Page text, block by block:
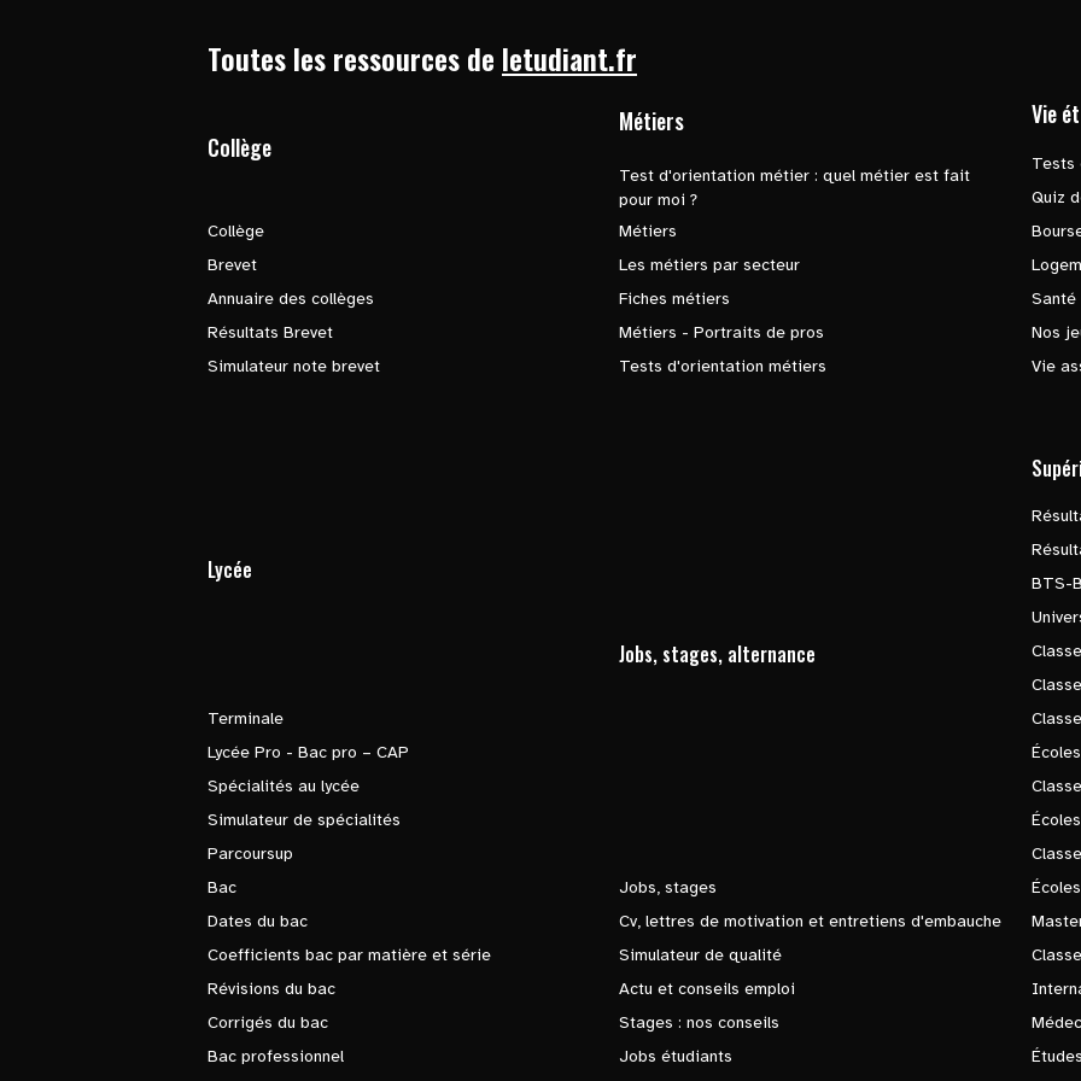
Toutes les ressources de letudiant.fr
Collège
Collège
Brevet
Annuaire des collèges
Résultats Brevet
Simulateur note brevet
Métiers
Test d'orientation métier : quel métier est fait
pour moi ?
Métiers
Les métiers par secteur
Fiches métiers
Métiers - Portraits de pros
Tests d'orientation métiers
Vie
Tests
Quiz
Santé
Nos
Vie
Lycée
Terminale
Lycée Pro - Bac pro – CAP
Spécialités au lycée
Simulateur de spécialités
Parcoursup
Bac
Dates du bac
Coefficients bac par matière et série
Révisions du bac
Corrigés du bac
Bac professionnel
Jobs, stages, alternance
Jobs, stages
Cv, lettres de motivation et entretiens d'embauche
Simulateur de qualité
Actu et conseils emploi
Stages : nos conseils
Jobs étudiants
BTS-